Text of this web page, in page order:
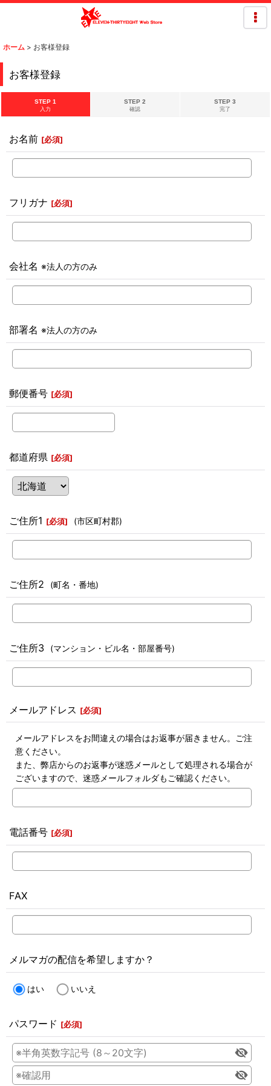
ホーム > お客様登録
お客様登録
STEP 1
入力
STEP 2
確認
STEP 3
完了
お名前 [必須]
フリガナ [必須]
会社名 ※法人の方のみ
部署名 ※法人の方のみ
郵便番号 [必須]
都道府県 [必須]
ご住所1 [必須] (市区町村郡)
ご住所2 (町名・番地)
ご住所3 (マンション・ビル名・部屋番号)
メールアドレス [必須]
メールアドレスをお間違えの場合はお返事が届きません。ご注
意ください。
また、弊店からのお返事が迷惑メールとして処理される場合が
ございますので、迷惑メールフォルダもご確認ください。
電話番号 [必須]
FAX
メルマガの配信を希望しますか？
はい いいえ
パスワード [必須]